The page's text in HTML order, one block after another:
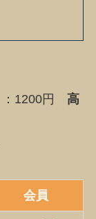
：1200円 高
会員